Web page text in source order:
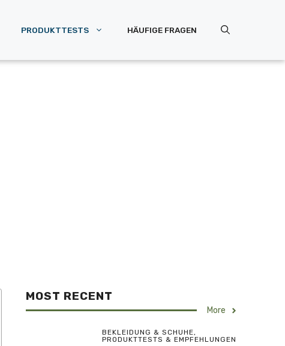
PRODUKTTESTS HÄUFIGE FRAGEN
MOST RECENT
More
BEKLEIDUNG & SCHUHE,
PRODUKTTESTS & EMPFEHLUNGEN